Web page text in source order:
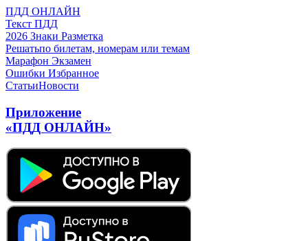
ПДД ОНЛАЙН
Текст ПДД
2026 Знаки Разметка
Решатьпо билетам, номерам или темам
Марафон Экзамен
Ошибки Избранное
СтатьиНовости
Приложение
«ПДД ОНЛАЙН»